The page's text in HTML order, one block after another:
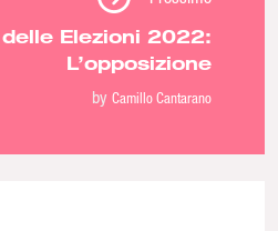
Elezioni 2022:
L’opposizione
by Camillo Cantarano